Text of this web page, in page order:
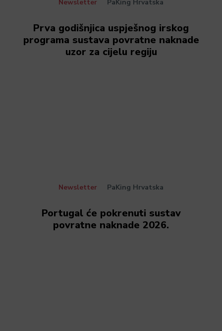
Newsletter PaKing Hrvatska
Prva godišnjica uspješnog irskog
programa sustava povratne naknade
uzor za cijelu regiju
Newsletter PaKing Hrvatska
Portugal će pokrenuti sustav
povratne naknade 2026.